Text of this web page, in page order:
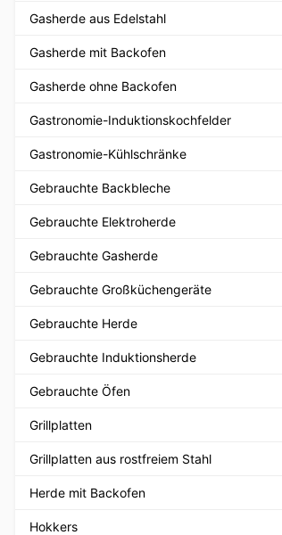
Gasherde aus Edelstahl
Gasherde mit Backofen
Gasherde ohne Backofen
Gastronomie-Induktionskochfelder
Gastronomie-Kühlschränke
Gebrauchte Backbleche
Gebrauchte Elektroherde
Gebrauchte Gasherde
Gebrauchte Großküchengeräte
Gebrauchte Herde
Gebrauchte Induktionsherde
Gebrauchte Öfen
Grillplatten
Grillplatten aus rostfreiem Stahl
Herde mit Backofen
Hokkers